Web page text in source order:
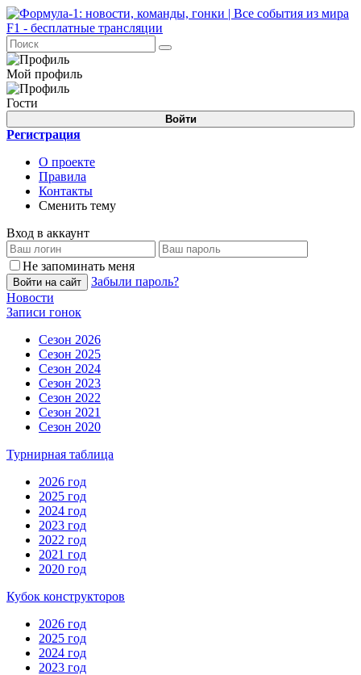
Мой профиль
Гости
Войти
Регистрация
О проекте
Правила
Контакты
Сменить тему
Вход в аккаунт
Не запоминать меня
Войти на сайт
Забыли пароль?
Новости
Записи гонок
Сезон 2026
Сезон 2025
Сезон 2024
Сезон 2023
Сезон 2022
Сезон 2021
Сезон 2020
Турнирная таблица
2026 год
2025 год
2024 год
2023 год
2022 год
2021 год
2020 год
Кубок конструкторов
2026 год
2025 год
2024 год
2023 год